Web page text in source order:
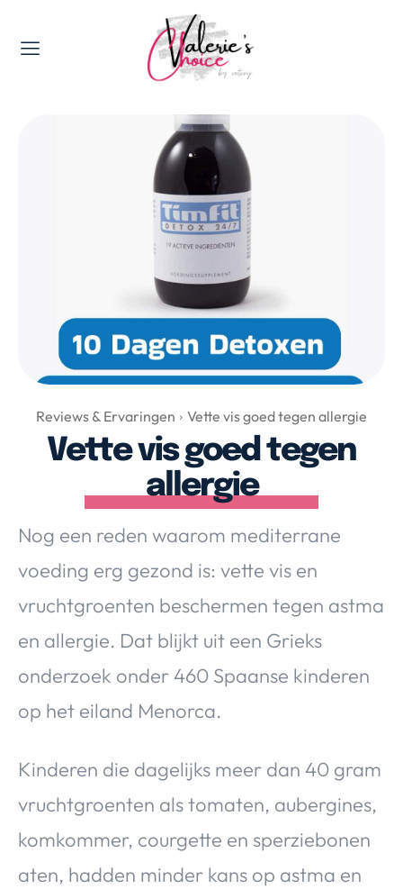
Valerie's Topics
Travel & Culture
Food & Drinks
Happyness & Opmerkelijk
Lifestyle, Sport & Duurzaamheid
Gadgets & Tech
Top 5 van Valerie
Health & Beauty
Huis & Tuin
Nieuws & Media
Over Valerie
Over Valerie
De Top 5
Contact
VALERIE'S CHOICE
Food & Drinks Health & Beauty Gadgets
Huis & Tuin
Travel
Lifestyle
Reviews & Ervaringen Vette vis goed tegen allergie
Vette vis goed tegen
allergie
Nog een reden waarom mediterrane
voeding erg gezond is: vette vis en
vruchtgroenten beschermen tegen astma
en allergie. Dat blijkt uit een Grieks
onderzoek onder 460 Spaanse kinderen
op het eiland Menorca.
Kinderen die dagelijks meer dan 40 gram
vruchtgroenten als tomaten, aubergines,
komkommer, courgette en sperziebonen
aten, hadden minder kans op astma en